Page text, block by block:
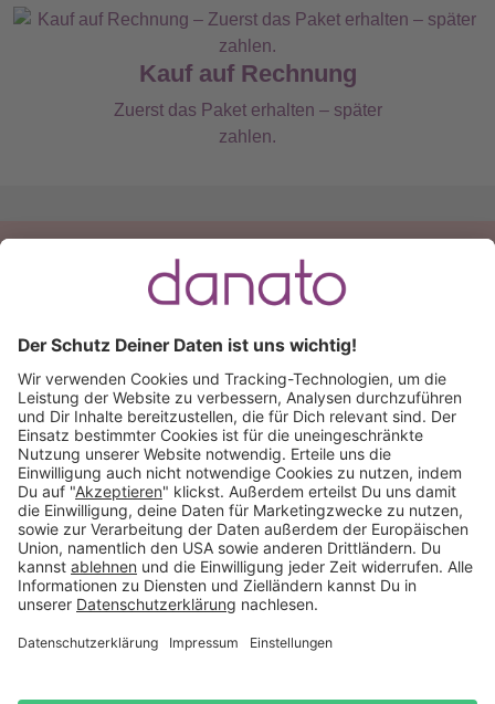
Kauf auf Rechnung
Zuerst das Paket erhalten – später
zahlen.
Du hast eine Frage?
+49 (0) 511 51 56 0300
schreib uns eineE-Mail
Käuferschutz inklusive Kauf auf Rechnung
Mitglied im:
Deutschland